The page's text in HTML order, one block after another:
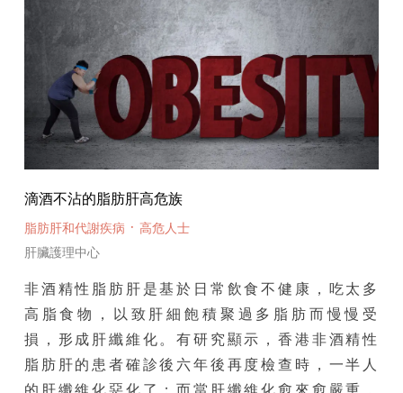
滴酒不沾的脂肪肝高危族
脂肪肝和代謝疾病 · 高危人士
肝臟護理中心
非酒精性脂肪肝是基於日常飲食不健康，吃太多
高脂食物，以致肝細飽積聚過多脂肪而慢慢受
損，形成肝纖維化。有研究顯示，香港非酒精性
脂肪肝的患者確診後六年後再度檢查時，一半人
的肝纖維化惡化了；而當肝纖維化愈來愈嚴重，